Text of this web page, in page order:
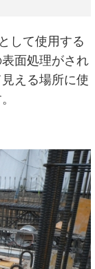
して使用する
面処理がされ
える場所に使